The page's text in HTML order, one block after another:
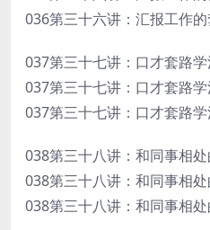
036第三十六讲：汇报工作
037第三十七讲：口才套路学
037第三十七讲：口才套路
037第三十七讲：口才套路
038第三十八讲：和同事相
038第三十八讲：和同事相
038第三十八讲：和同事相